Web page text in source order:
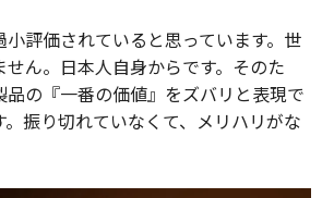
小評価されていると思っています。世
ん。日本人自身からです。そのた
品の『一番の価値』をズバリと表現で
。振り切れていなくて、メリハリがな